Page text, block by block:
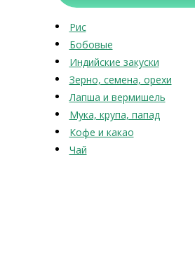
Рис
Бобовые
Индийские закуски
Зерно, семена, орехи
Лапша и вермишель
Мука, крупа, папад
Кофе и какао
Чай